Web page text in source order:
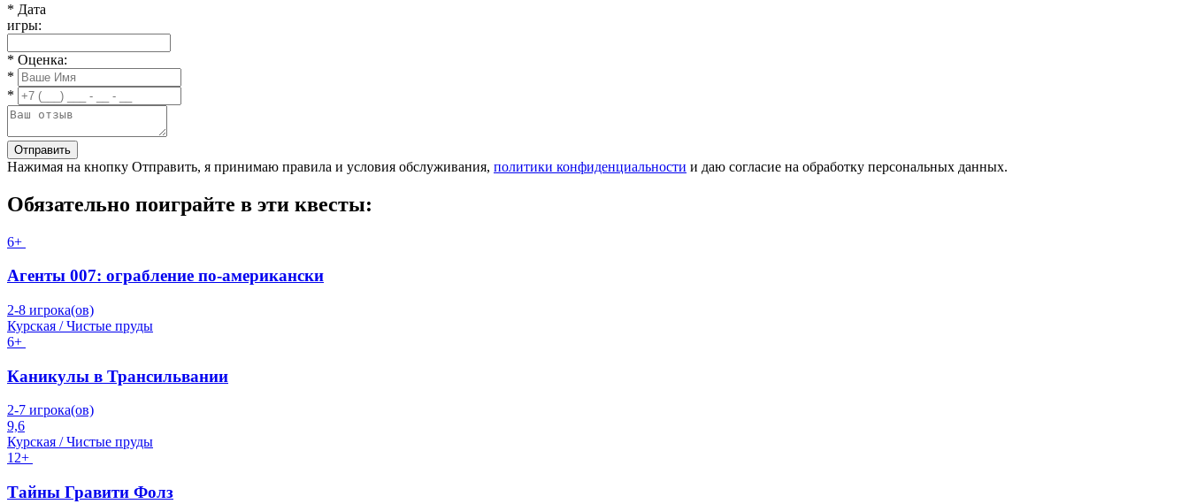
* Дата
игры:
* Оценка:
*
*
Отправить
Нажимая на кнопку Отправить, я принимаю правила и условия обслуживания, политики конфиденциальности и даю согласие на обработку персональных данных.
Обязательно поиграйте в эти квесты:
6+
Агенты 007: ограбление по-американски
2-8 игрока(ов)
Курская / Чистые пруды
6+
Каникулы в Трансильвании
2-7 игрока(ов)
9,6
Курская / Чистые пруды
12+
Тайны Гравити Фолз